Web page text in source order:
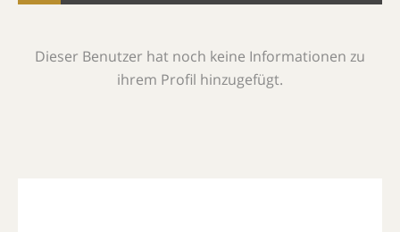
Dieser Benutzer hat noch keine Informationen zu
ihrem Profil hinzugefügt.